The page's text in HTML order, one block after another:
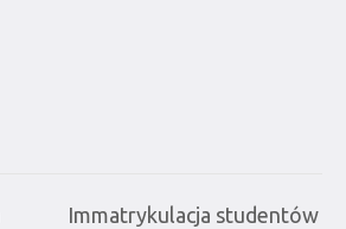
Immatrykulacja studentów